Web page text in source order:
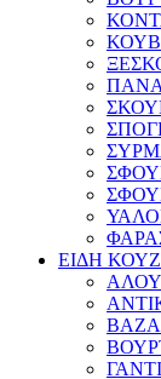
ΕΙΔΗ
ΒΑΖΑ